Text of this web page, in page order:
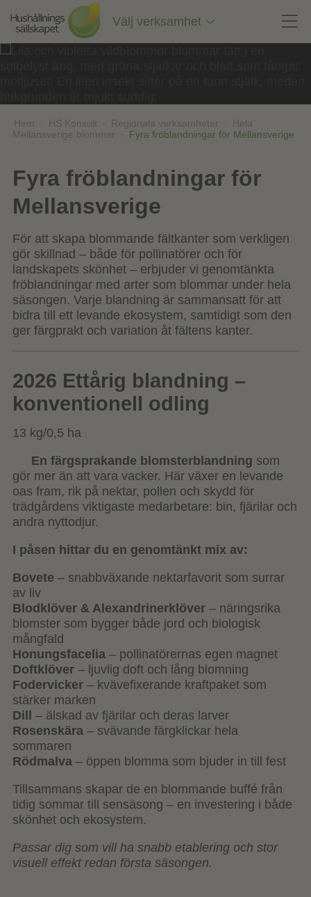
innehåll
sidan
Välj verksamhet
Hem HS Konsult Regionala verksamheter
Hela
Mellansverige blommar
Fyra fröblandningar för Mellansverige
Fyra fröblandningar för
Mellansverige
För att skapa blommande fältkanter som verkligen
gör skillnad – både för pollinatörer och för
landskapets skönhet – erbjuder vi genomtänkta
fröblandningar med arter som blommar under hela
säsongen. Varje blandning är sammansatt för att
bidra till ett levande ekosystem, samtidigt som den
ger färgprakt och variation åt fältens kanter.
2026 Ettårig blandning –
konventionell odling
13 kg/0,5 ha
En färgsprakande blomsterblandning som
gör mer än att vara vacker. Här växer en levande
oas fram, rik på nektar, pollen och skydd för
trädgårdens viktigaste medarbetare: bin, fjärilar och
andra nyttodjur.
I påsen hittar du en genomtänkt mix av:
Bovete – snabbväxande nektarfavorit som surrar
av liv
Blodklöver & Alexandrinerklöver – näringsrika
blomster som bygger både jord och biologisk
mångfald
Honungsfacelia – pollinatörernas egen magnet
Doftklöver – ljuvlig doft och lång blomning
Fodervicker – kvävefixerande kraftpaket som
stärker marken
Dill
– älskad av fjärilar och deras larver
Rosenskära – svävande färgklickar hela
sommaren
Rödmalva – öppen blomma som bjuder in till fest
Tillsammans skapar de en blommande buffé från
tidig sommar till sensäsong – en investering i både
skönhet och ekosystem.
Passar dig som vill ha snabb etablering och stor
visuell effekt redan första säsongen.